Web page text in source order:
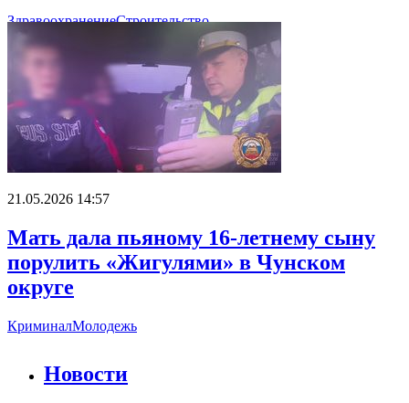
ЗдравоохранениеСтроительство
21.05.2026 14:57
Мать дала пьяному 16-летнему сыну
порулить «Жигулями» в Чунском
округе
КриминалМолодежь
Новости